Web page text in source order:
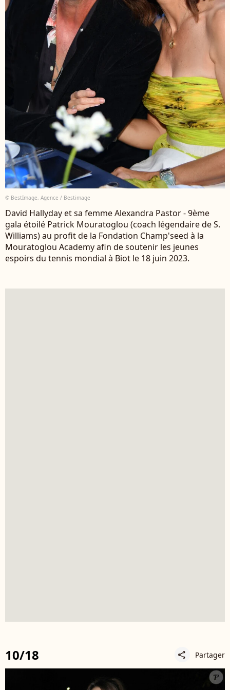
© BestImage, Agence / Bestimage
David Hallyday et sa femme Alexandra Pastor - 9ème
gala étoilé Patrick Mouratoglou (coach légendaire de S.
Williams) au profit de la Fondation Champ'seed à la
Mouratoglou Academy afin de soutenir les jeunes
espoirs du tennis mondial à Biot le 18 juin 2023.
10/18 share Partager